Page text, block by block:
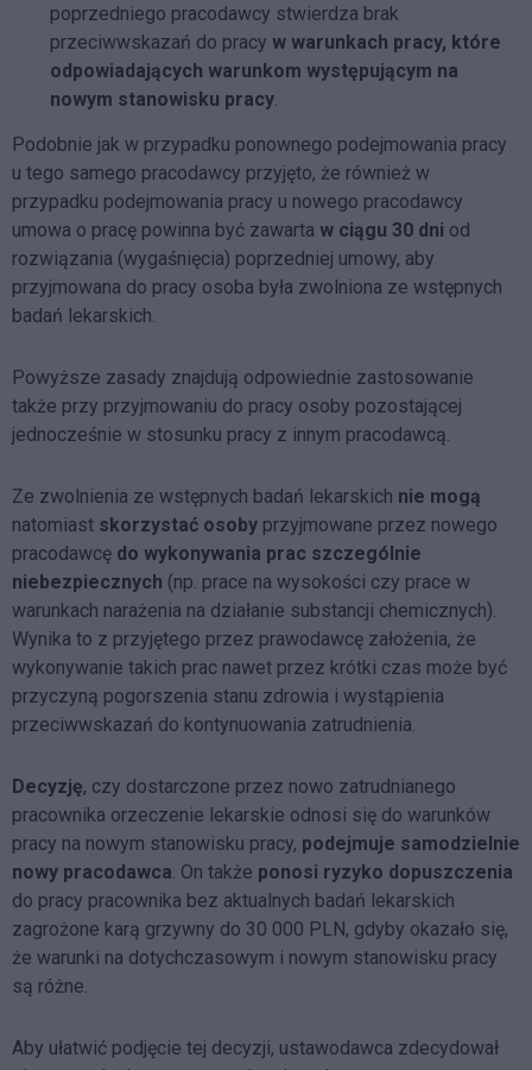
poprzedniego pracodawcy stwierdza brak
przeciwwskazań do pracy w warunkach pracy, które
odpowiadających warunkom występującym na
nowym stanowisku pracy.
Podobnie jak w przypadku ponownego podejmowania pracy
u tego samego pracodawcy przyjęto, że również w
przypadku podejmowania pracy u nowego pracodawcy
umowa o pracę powinna być zawarta w ciągu 30 dni od
rozwiązania (wygaśnięcia) poprzedniej umowy, aby
przyjmowana do pracy osoba była zwolniona ze wstępnych
badań lekarskich.
Powyższe zasady znajdują odpowiednie zastosowanie
także przy przyjmowaniu do pracy osoby pozostającej
jednocześnie w stosunku pracy z innym pracodawcą.
Ze zwolnienia ze wstępnych badań lekarskich nie mogą
natomiast skorzystać osoby przyjmowane przez nowego
pracodawcę do wykonywania prac szczególnie
niebezpiecznych (np. prace na wysokości czy prace w
warunkach narażenia na działanie substancji chemicznych).
Wynika to z przyjętego przez prawodawcę założenia, że
wykonywanie takich prac nawet przez krótki czas może być
przyczyną pogorszenia stanu zdrowia i wystąpienia
przeciwwskazań do kontynuowania zatrudnienia.
Decyzję, czy dostarczone przez nowo zatrudnianego
pracownika orzeczenie lekarskie odnosi się do warunków
pracy na nowym stanowisku pracy, podejmuje samodzielnie
nowy pracodawca. On także ponosi ryzyko dopuszczenia
do pracy pracownika bez aktualnych badań lekarskich
zagrożone karą grzywny do 30 000 PLN, gdyby okazało się,
że warunki na dotychczasowym i nowym stanowisku pracy
są różne.
Aby ułatwić podjęcie tej decyzji, ustawodawca zdecydował